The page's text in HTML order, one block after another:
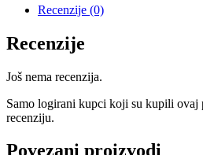
Recenzije (0)
Recenzije
Još nema recenzija.
Samo logirani kupci koji su kupili ovaj
recenziju.
Povezani proizvodi